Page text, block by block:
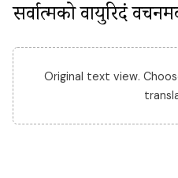
सर्वात्मको वायुरिदं
Original text view.